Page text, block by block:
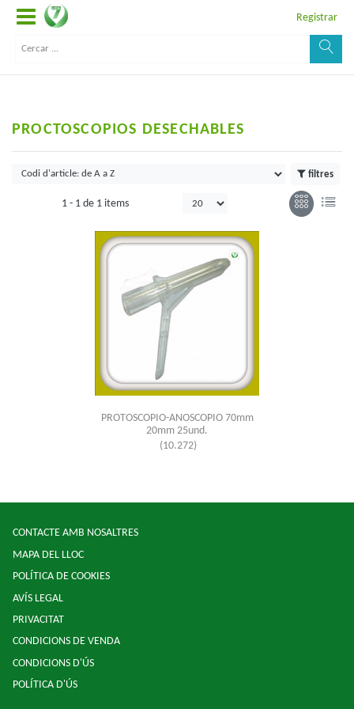
Registrar
PROCTOSCOPIOS DESECHABLES
filtres
1 - 1 de 1 items
PROTOSCOPIO-ANOSCOPIO 70mm
20mm 25und.
(10.272)
CONTACTE AMB NOSALTRES
MAPA DEL LLOC
POLÍTICA DE COOKIES
AVÍS LEGAL
PRIVACITAT
CONDICIONS DE VENDA
CONDICIONS D'ÚS
POLÍTICA D'ÚS